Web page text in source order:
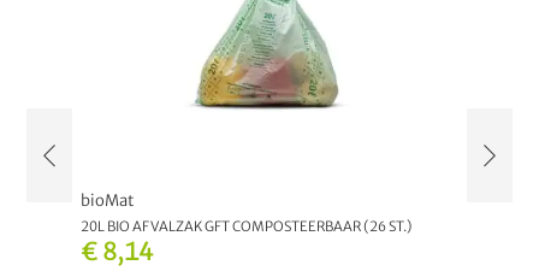
€ 8,14
bioMat
20L BIO AFVALZAK GFT COMPOSTEERBAAR (26 ST.)